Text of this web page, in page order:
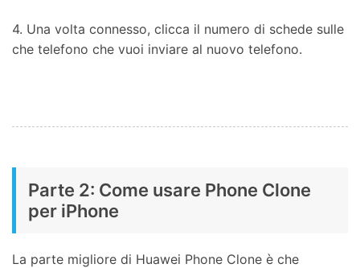
4. Una volta connesso, clicca il numero di schede sulle
che telefono che vuoi inviare al nuovo telefono.
Parte 2: Come usare Phone Clone
per iPhone
La parte migliore di Huawei Phone Clone è che